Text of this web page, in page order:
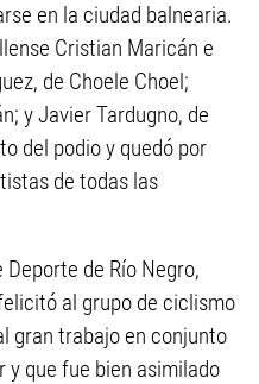
en la ciudad balnearia.
Cristian Maricán e
de Choele Choel;
y Javier Tardugno, de
del podio y quedó por
de todas las
de Río Negro,
al grupo de ciclismo
gran trabajo en conjunto
y que fue bien asimilado